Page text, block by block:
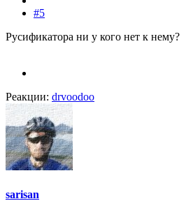
#5
Русификатора ни у кого нет к нему?
Реакции: drvoodoo
sarisan